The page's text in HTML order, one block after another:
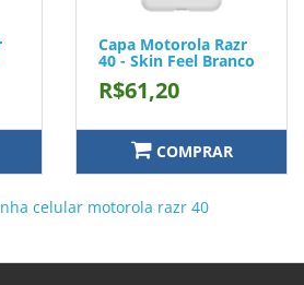
Capa Motorola Razr
40 - Skin Feel Branco
R$61,20
COMPRAR
celular motorola razr 40